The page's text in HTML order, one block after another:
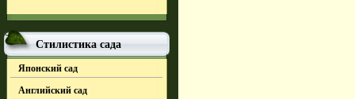
Стилистика сада
Японский сад
Английский сад